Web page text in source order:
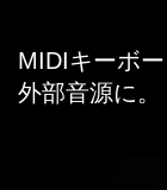
MIDIキーボ
外部音源に。